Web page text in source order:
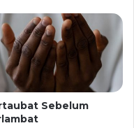
Sebelum